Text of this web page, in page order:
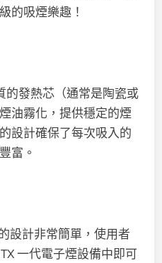
的吸煙樂趣！
的發熱芯（通常是陶瓷或
油霧化，提供穩定的煙
設計確保了每次吸入的
富。
設計非常簡單，使用者
一代電子煙設備中即可